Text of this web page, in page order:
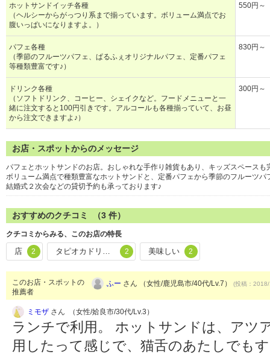
ホットサンドイッチ各種
（ヘルシーからがっつり系まで揃っています。ボリューム満点でお
腹いっぱいになりますよ。）
550円～
パフェ各種
（季節のフルーツパフェ、ぱるふぇオリジナルパフェ、定番パフェ
等種類豊富です♪）
830円～
ドリンク各種
（ソフトドリンク、コーヒー、シェイクなど。フードメニューと一
緒に注文すると100円引きです。アルコールも各種揃っていて、お昼
から注文できますよ♪）
300円～
お店・スポットからのメッセージ
パフェとホットサンドのお店。おしゃれな手作り雑貨もあり、キッズスペースも
ボリューム満点で種類豊富なホットサンドと、定番パフェから季節のフルーツ
結婚式２次会などの貸切予約も承っております♪
おすすめのクチコミ （3 件）
クチコミからみる、このお店の特長
店 2 タピオカドリンク 2 美味しい 2
このお店・スポットの
推薦者
ふー さん （女性/鹿児島市/40代/Lv.7） (投稿：
ミモザ さん （女性/姶良市/30代/Lv.3）
ランチで利用。 ホットサンドは、アツ
用したって感じで、猫舌のあたしでも